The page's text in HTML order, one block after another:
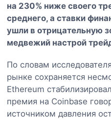
на 230% ниже своего
среднего, а ставки
ушли в отрицательную
медвежий настрой
По словам
рынке сохраняется
Ethereum
премия на Coinbase
источником давления